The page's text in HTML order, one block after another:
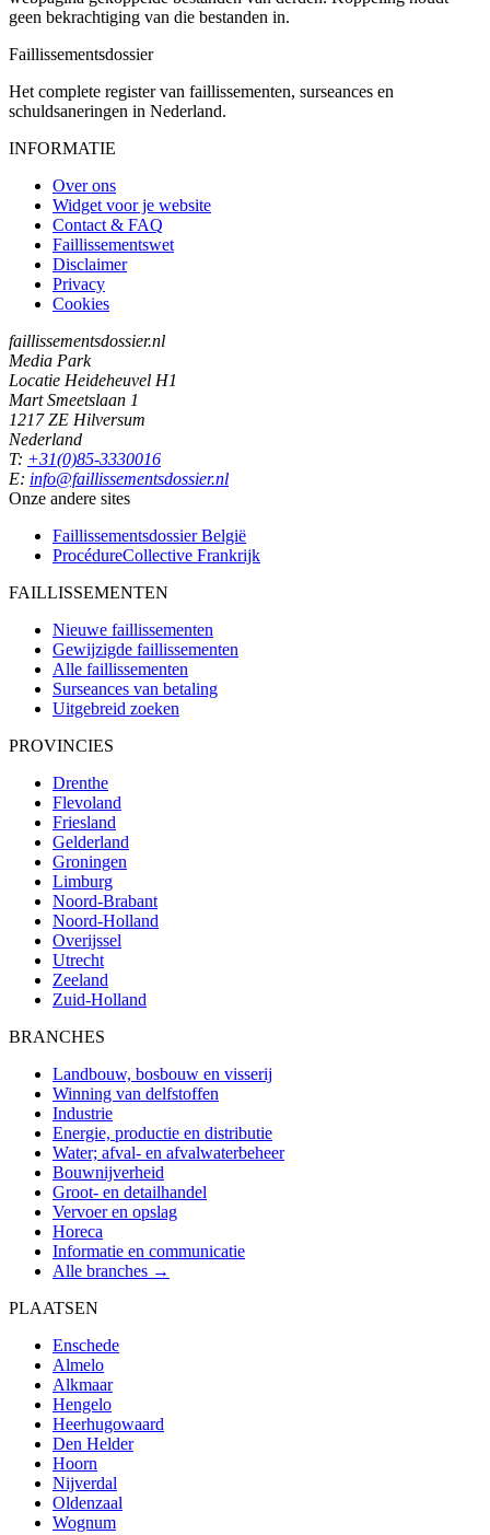
geen bekrachtiging van die bestanden in.
Faillissementsdossier
Het complete register van faillissementen, surseances en
schuldsaneringen in Nederland.
INFORMATIE
Over ons
Widget voor je website
Contact & FAQ
Faillissementswet
Disclaimer
Privacy
Cookies
faillissementsdossier.nl
Media Park
Locatie Heideheuvel H1
Mart Smeetslaan 1
1217 ZE Hilversum
Nederland
T: +31(0)85-3330016
E: info@faillissementsdossier.nl
Onze andere sites
Faillissementsdossier België
ProcédureCollective Frankrijk
FAILLISSEMENTEN
Nieuwe faillissementen
Gewijzigde faillissementen
Alle faillissementen
Surseances van betaling
Uitgebreid zoeken
PROVINCIES
Drenthe
Flevoland
Friesland
Gelderland
Groningen
Limburg
Noord-Brabant
Noord-Holland
Overijssel
Utrecht
Zeeland
Zuid-Holland
BRANCHES
Landbouw, bosbouw en visserij
Winning van delfstoffen
Industrie
Energie, productie en distributie
Water; afval- en afvalwaterbeheer
Bouwnijverheid
Groot- en detailhandel
Vervoer en opslag
Horeca
Informatie en communicatie
Alle branches →
PLAATSEN
Enschede
Almelo
Alkmaar
Hengelo
Heerhugowaard
Den Helder
Hoorn
Nijverdal
Oldenzaal
Wognum